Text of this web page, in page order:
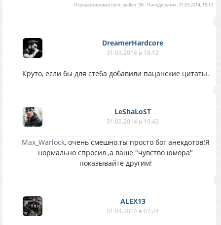
Отредактировалdark_stalker_98- Понедельник, 31.03.2014, 18:12
DreamerHardcore
31.03.2014 в 18:12
Круто, если бы для стеба добавили пацанские цитаты.
LeShaLoST
31.03.2014 в 19:43
Max_Warlock, очень смешно,ты просто бог анекдотов!Я
нормально спросил ,а ваше "чувство юмора"
показывайте другим!
ALEX13
01.04.2014 в 07:24